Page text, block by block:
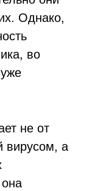
Однако,
во
не от
вирусом, а